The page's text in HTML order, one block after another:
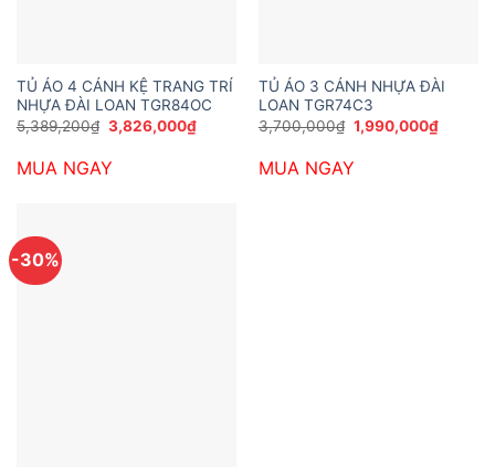
TỦ ÁO 4 CÁNH KỆ TRANG TRÍ
NHỰA ĐÀI LOAN TGR84OC
5,389,200₫ Giá
gốc
5,389,200₫.
3,826,000₫Giá
hiện
MUA NGAY
TỦ ÁO 3 CÁNH NHỰA ĐÀI
LOAN TGR74C3
3,700,000₫ Giá
gốc
3,700,000₫.
1,990,000₫Giá
hiện
MUA NGAY
-30%